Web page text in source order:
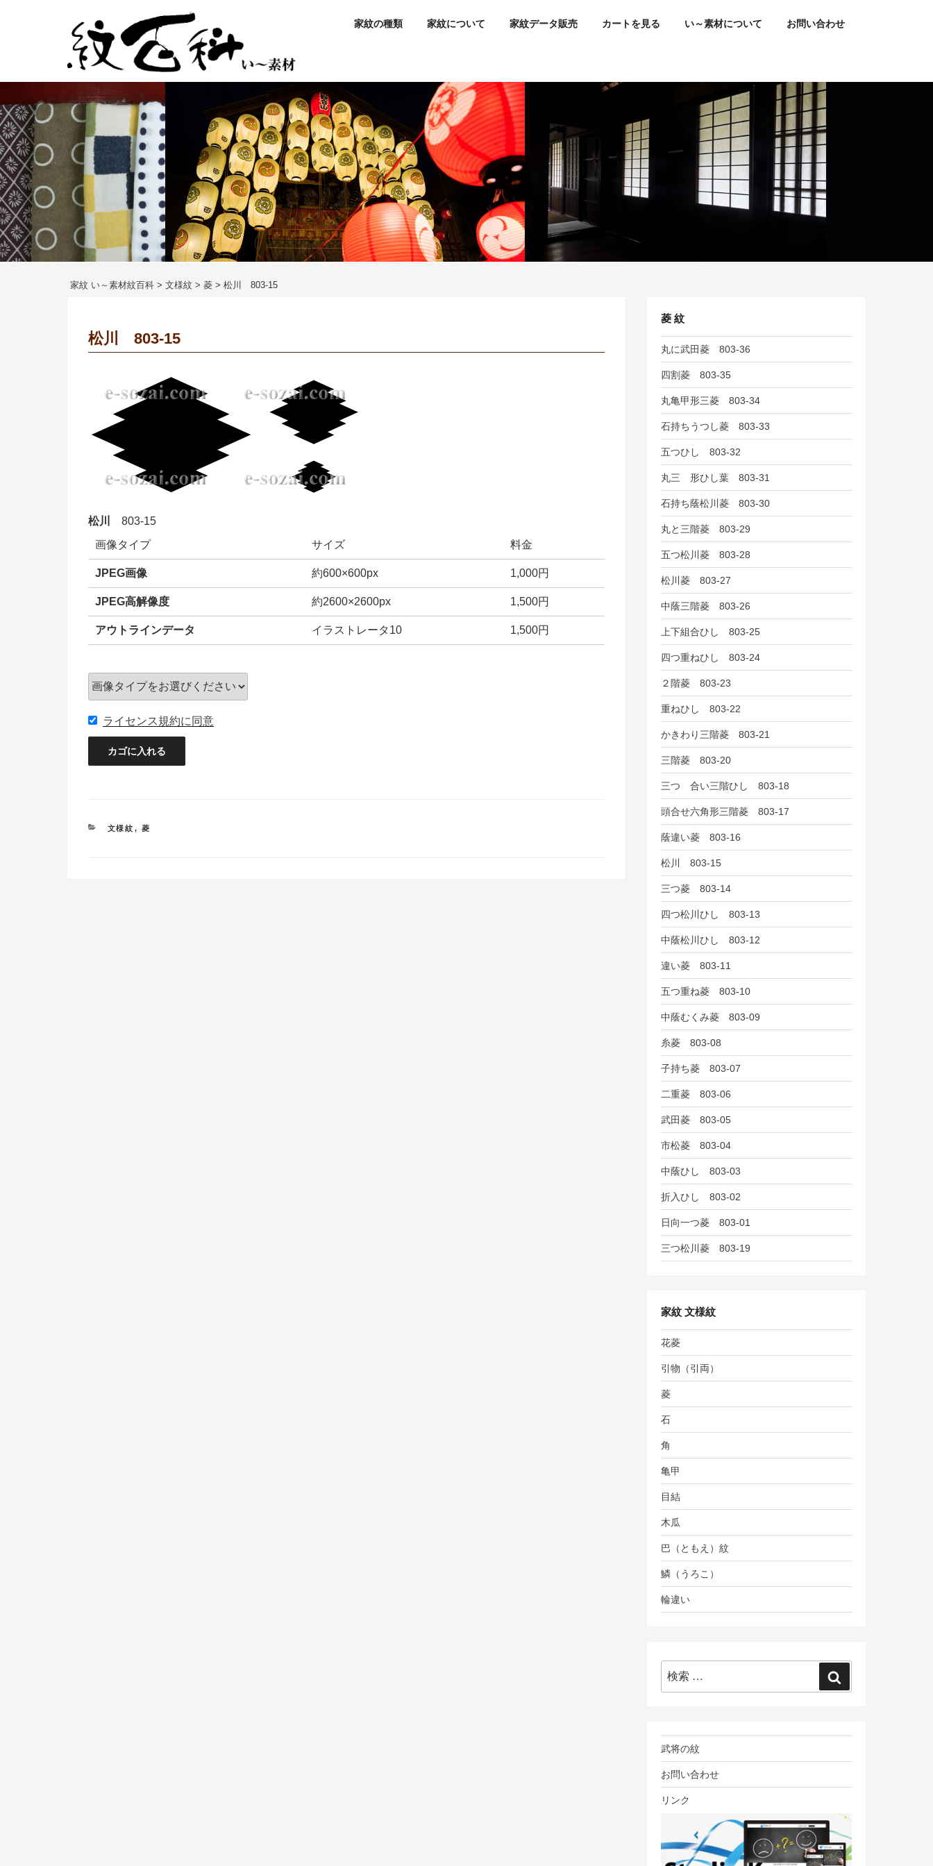
へ
ス
キ
ッ
プ
家紋の種類 家紋について 家紋データ販売 カートを見る い～素材について お問い合わせ
家紋 い～素材紋百科 > 文様紋 > 菱 > 松川 803-15
松川 803-15
松川 803-15
画像タイプ
サイズ 料金
JPEG画像 約600×600px 1,000円
JPEG高解像度 約2600×2600px 1,500円
アウトラインデータ イラストレータ10 1,500円
ライセンス規約に同意
カ
文様紋 , 菱
菱 紋
丸に武田菱 803-36
四割菱 803-35
丸亀甲形三菱 803-34
石持ちうつし菱 803-33
五つひし 803-32
丸三 形ひし葉 803-31
石持ち蔭松川菱 803-30
丸と三階菱 803-29
五つ松川菱 803-28
松川菱 803-27
中蔭三階菱 803-26
上下組合ひし 803-25
四つ重ねひし 803-24
２階菱 803-23
重ねひし 803-22
かきわり三階菱 803-21
三階菱 803-20
三つ 合い三階ひし 803-18
頭合せ六角形三階菱 803-17
蔭違い菱 803-16
松川 803-15
三つ菱 803-14
四つ松川ひし 803-13
中蔭松川ひし 803-12
違い菱 803-11
五つ重ね菱 803-10
中蔭むくみ菱 803-09
糸菱 803-08
子持ち菱 803-07
二重菱 803-06
武田菱 803-05
市松菱 803-04
中蔭ひし 803-03
折入ひし 803-02
日向一つ菱 803-01
三つ松川菱 803-19
家紋 文様紋
花菱
引物（引両）
菱
石
角
亀甲
目結
木瓜
巴（ともえ）紋
鱗（うろこ）
輪違い
索:
索
武将の紋
お問い合わせ
リンク